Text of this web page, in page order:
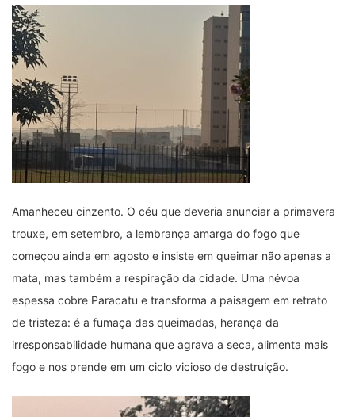
Amanheceu cinzento. O céu que deveria anunciar a primavera
trouxe, em setembro, a lembrança amarga do fogo que
começou ainda em agosto e insiste em queimar não apenas a
mata, mas também a respiração da cidade. Uma névoa
espessa cobre Paracatu e transforma a paisagem em retrato
de tristeza: é a fumaça das queimadas, herança da
irresponsabilidade humana que agrava a seca, alimenta mais
fogo e nos prende em um ciclo vicioso de destruição.